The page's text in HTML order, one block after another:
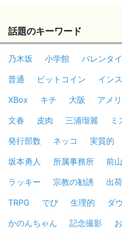
話題のキーワード
乃木坂 小学館 バレンタ
普通
ビットコイン イン
XBox
キチ 大阪 アメ
文春
皮肉 三浦瑠麗 ミ
発行部数
ネッコ 実質的
坂本勇人
所属事務所 前
ラッキー
宗教の勧誘 出
TRPG
でび 生理的 ダ
かのんちゃん
記念撮影